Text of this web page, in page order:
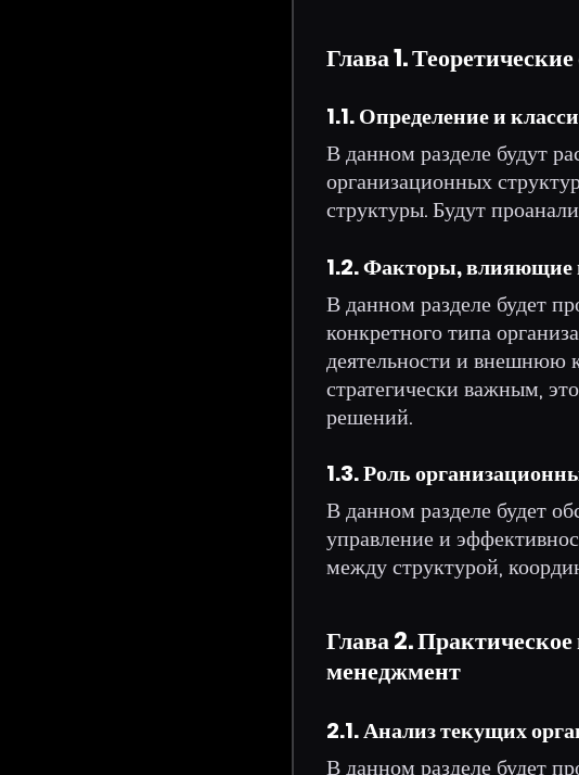
Глава 1.
1.1. Определение и
В данном разделе будут
организационных
структуры. Будут
1.2. Факторы, влияющие
В данном разделе будет
конкретного типа
деятельности и внешнюю
стратегически важным,
решений.
1.3. Роль
В данном разделе будет
управление и
между структурой,
Глава 2.
менеджмент
2.1. Анализ текущих
В данном разделе будет